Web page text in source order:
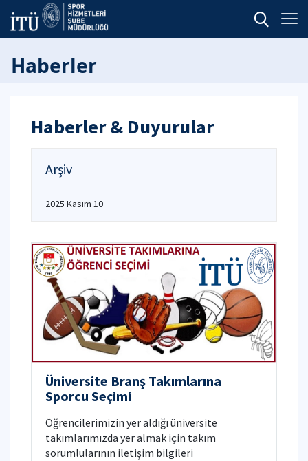
Haberler
Haberler & Duyurular
Arşiv
2025 Kasım 10
Üniversite Branş Takımlarına
Sporcu Seçimi
Öğrencilerimizin yer aldığı üniversite
takımlarımızda yer almak için takım
sorumlularının iletişim bilgileri